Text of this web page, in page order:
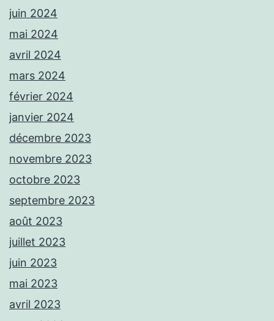
juin 2024
mai 2024
avril 2024
mars 2024
février 2024
janvier 2024
décembre 2023
novembre 2023
octobre 2023
septembre 2023
août 2023
juillet 2023
juin 2023
mai 2023
avril 2023